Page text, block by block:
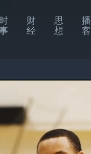
时
财
经
思
想
播
客